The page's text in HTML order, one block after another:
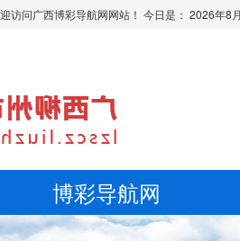
访问广西博彩导航网网站！ 今日是： 2026年
博彩导航网